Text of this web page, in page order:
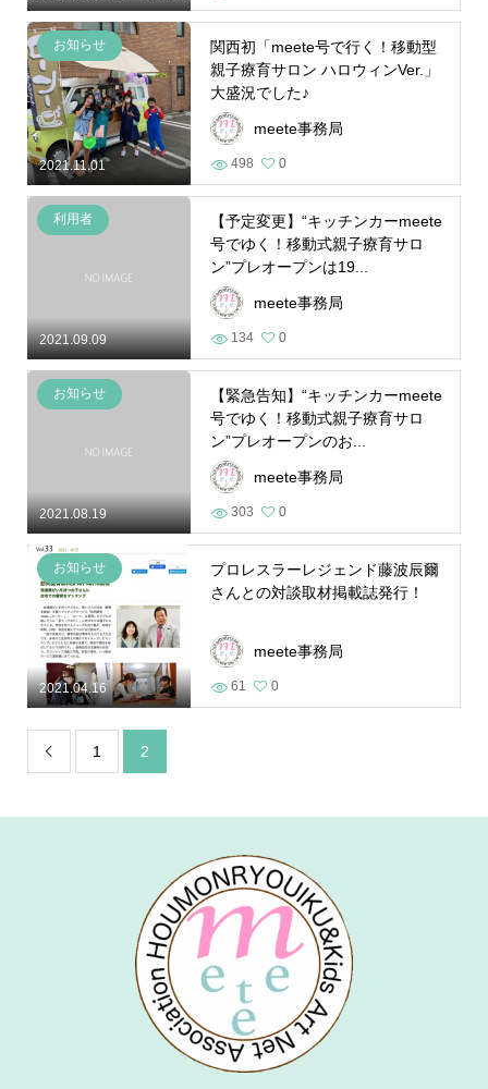
2021.11.01
お知らせ
関西初「meete号で行く！移動型
親子療育サロン ハロウィンVer.」
大盛況でした♪
meete事務局
498 0
2021.09.09
利用者
【予定変更】“キッチンカーmeete
号でゆく！移動式親子療育サロ
ン”プレオープンは19...
meete事務局
134 0
2021.08.19
お知らせ
【緊急告知】“キッチンカーmeete
号でゆく！移動式親子療育サロ
ン”プレオープンのお...
meete事務局
303 0
2021.04.16
お知らせ
プロレスラーレジェンド藤波辰爾
さんとの対談取材掲載誌発行！
meete事務局
61 0
 1 2